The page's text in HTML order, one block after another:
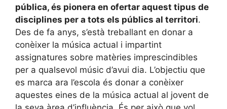
pública, és pionera en ofertar aquest tipus de
disciplines per a tots els públics al territori.
Des de fa anys, s’està treballant en donar a
conèixer la música actual i impartint
assignatures sobre matèries imprescindibles
per a qualsevol músic d’avui dia. L’objectiu que
es marca ara l’escola és donar a conèixer
aquestes eines de la música actual al jovent de